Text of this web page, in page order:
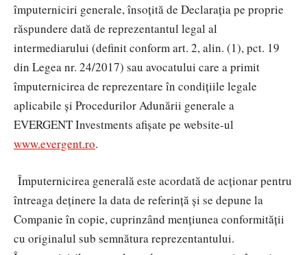
împuterniciri generale, însoțită de Declarația pe proprie
răspundere dată de reprezentantul legal al
intermediarului (definit conform art. 2, alin. (1), pct. 19
din Legea nr. 24/2017) sau avocatului care a primit
împuternicirea de reprezentare în condițiile legale
aplicabile și Procedurilor Adunării generale a
EVERGENT Investments afișate pe website-ul
www.evergent.ro.
Împuternicirea generală este acordată de acționar pentru
întreaga deținere la data de referință și se depune la
Companie în copie, cuprinzând mențiunea conformității
cu originalul sub semnătura reprezentantului.